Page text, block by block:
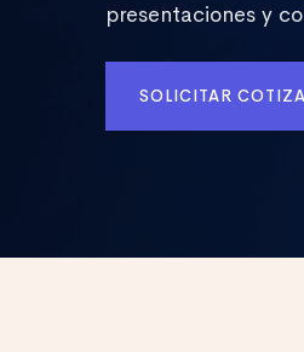
presentaciones y
SOLICITAR